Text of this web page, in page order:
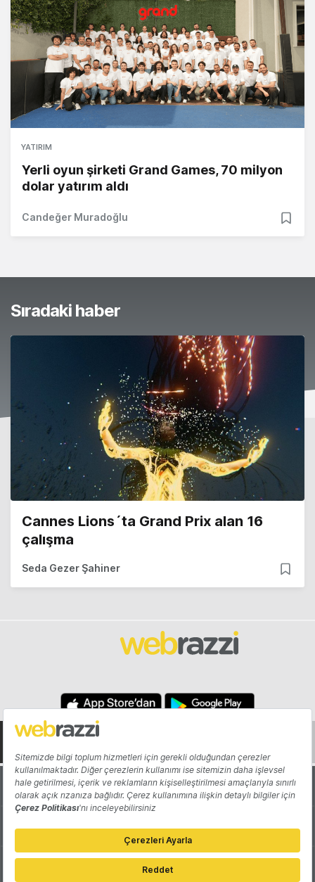
YATIRIM
Yerli oyun şirketi Grand Games, 70 milyon
dolar yatırım aldı
Candeğer Muradoğlu
Sıradaki haber
Cannes Lions´ta Grand Prix alan 16
çalışma
Seda Gezer Şahiner
Hakkında Yazarlar
Katkıda Bulun Reklam